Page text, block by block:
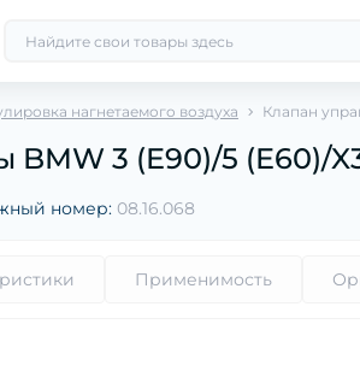
нагнетаемого воздуха Клапан
3 (E90)/5 (E60)/
номер: 08.16.068
Применимость